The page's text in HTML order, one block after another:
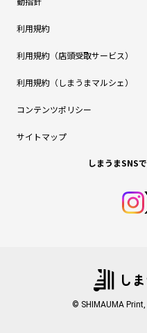
利用規約
利用規約（店頭受取サービス）
利用規約（しまうまマルシェ）
コンテンツポリシー
サイトマップ
しまうまSNS
© SHIMAUMA